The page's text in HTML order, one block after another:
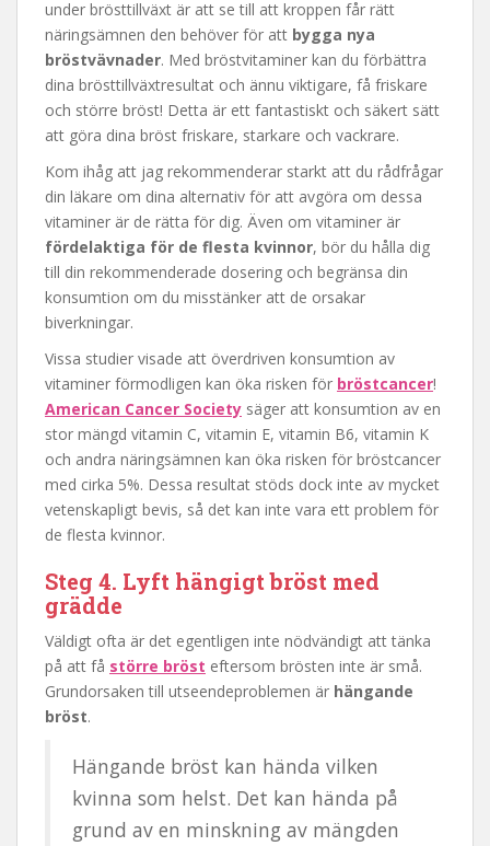
under brösttillväxt är att se till att kroppen får rätt
näringsämnen den behöver för att bygga nya
bröstvävnader. Med bröstvitaminer kan du förbättra
dina brösttillväxtresultat och ännu viktigare, få friskare
och större bröst! Detta är ett fantastiskt och säkert sätt
att göra dina bröst friskare, starkare och vackrare.
Kom ihåg att jag rekommenderar starkt att du rådfrågar
din läkare om dina alternativ för att avgöra om dessa
vitaminer är de rätta för dig. Även om vitaminer är
fördelaktiga för de flesta kvinnor, bör du hålla dig
till din rekommenderade dosering och begränsa din
konsumtion om du misstänker att de orsakar
biverkningar.
Vissa studier visade att överdriven konsumtion av
vitaminer förmodligen kan öka risken för bröstcancer!
American Cancer Society säger att konsumtion av en
stor mängd vitamin C, vitamin E, vitamin B6, vitamin K
och andra näringsämnen kan öka risken för bröstcancer
med cirka 5%. Dessa resultat stöds dock inte av mycket
vetenskapligt bevis, så det kan inte vara ett problem för
de flesta kvinnor.
Steg 4. Lyft hängigt bröst med
grädde
Väldigt ofta är det egentligen inte nödvändigt att tänka
på att få större bröst eftersom brösten inte är små.
Grundorsaken till utseendeproblemen är hängande
bröst.
Hängande bröst kan hända vilken
kvinna som helst. Det kan hända på
grund av en minskning av mängden